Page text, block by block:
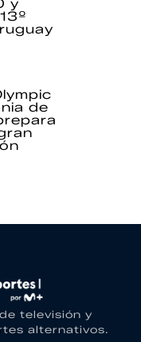
y
de
televisión y
alternativos.